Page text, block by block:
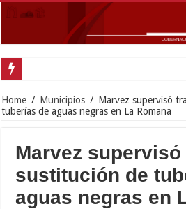
Home / Municipios / Marvez supervisó
tuberías de aguas negras en La Romana
Marvez
sustitución de
aguas negras en